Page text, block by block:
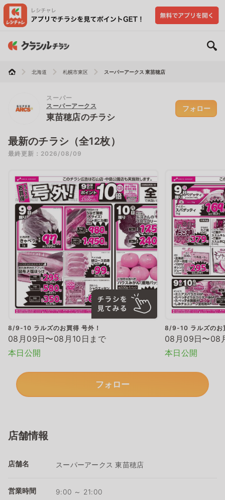
北海道 札幌市東区 スーパーアークス 東苗穂店
スーパー
スーパーアークス
東苗穂店のチラシ
フォロー
最新のチラシ（全12枚）
最終更新：2026/08/09
8/9-10 ラルズのお買得 号外！
08月09日〜08月10日まで
本日公開
8/9-10 ラルズのお
08月09日〜08
本日公開
フォロー
店舗情報
店舗名 スーパーアークス 東苗穂店
営業時間 9:00 ～ 21:00